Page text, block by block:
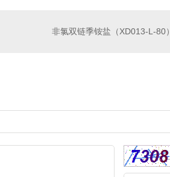
非氯双链季铵盐（XD013-L-80）